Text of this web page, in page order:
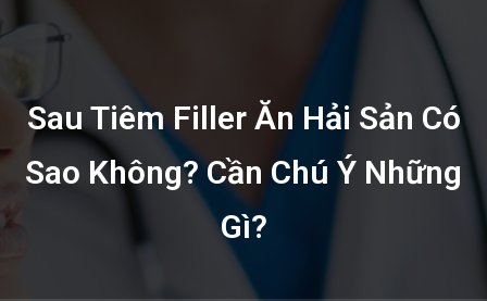
Sau Tiêm Filler Ăn Hải Sản Có
Sao Không? Cần Chú Ý Những
Gì?